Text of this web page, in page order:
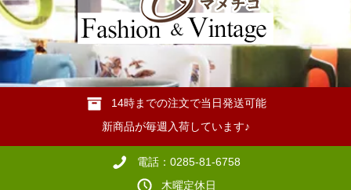
14時までの注文で当日発送可能
新商品が毎週入荷しています♪
電話：0285-81-6758
木曜定休日